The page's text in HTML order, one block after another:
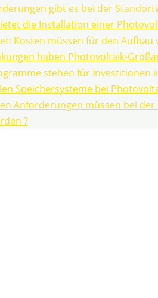
gibt es bei der
die Installation einer
Kosten müssen für den
haben Photovoltaik-
stehen für Investitionen
Speichersysteme bei
Anforderungen müssen bei
?